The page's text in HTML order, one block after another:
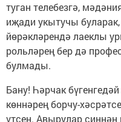
туган телебезгә,
иҗади укытучы
йөрәкләрендә лаеклы
рольләрең бер дә
булмады.
Бану! Һәрчак
көннәрең борчу-
үтсен. Авырулар